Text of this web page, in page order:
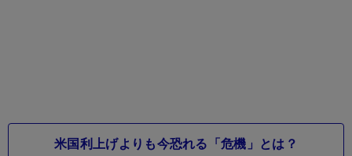
米国利上げよりも今恐れる「危機」とは？